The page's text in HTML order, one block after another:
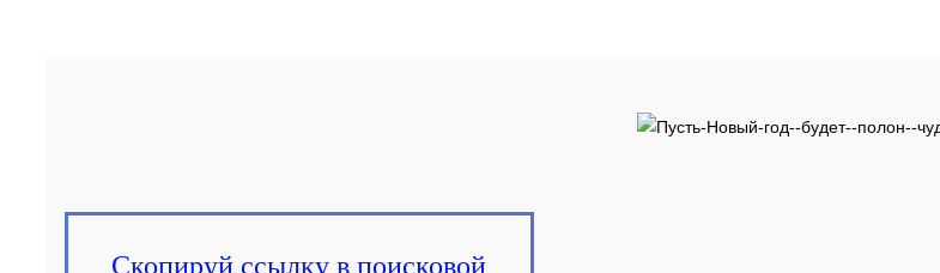
Скопируй ссылку в поисковой